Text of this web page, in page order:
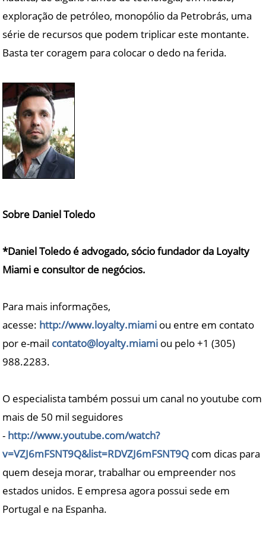
exploração de petróleo, monopólio da Petrobrás, uma
série de recursos que podem triplicar este montante.
Basta ter coragem para colocar o dedo na ferida.
Sobre Daniel Toledo
*Daniel Toledo é advogado, sócio fundador da Loyalty
Miami e consultor de negócios.
Para mais informações,
acesse: http://www.loyalty.miami ou entre em contato
por e-mail contato@loyalty.miami ou pelo +1 (305)
988.2283.
O especialista também possui um canal no youtube com
mais de 50 mil seguidores
- http://www.youtube.com/watch?
v=VZJ6mFSNT9Q&list=RDVZJ6mFSNT9Q com dicas para
quem deseja morar, trabalhar ou empreender nos
estados unidos. E empresa agora possui sede em
Portugal e na Espanha.